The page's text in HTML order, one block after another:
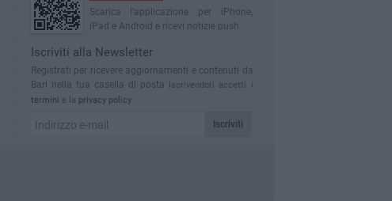
Scarica l'applicazione per iPhone,
iPad e Android e ricevi notizie push
Iscriviti alla Newsletter
Registrati per ricevere aggiornamenti e contenuti da
Bari nella tua casella di posta Iscrivendoti accetti i
termini e la privacy policy
Iscriviti